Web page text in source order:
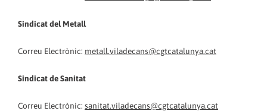
Sindicat del Metall
Correu Electrònic: metall.viladecans@cgtcatalunya.cat
Sindicat deSanitat
Correu Electrònic: sanitat.viladecans@cgtcatalunya.cat